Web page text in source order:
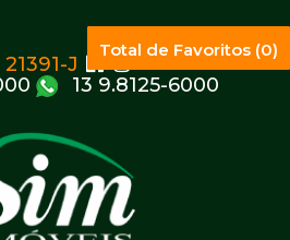
J
13 9.8125-6000
Total de Favoritos (0)